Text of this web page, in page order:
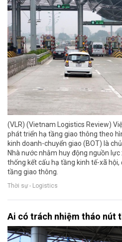
(VLR) (Vietnam Logistics Review)
phát triển hạ tầng giao thông theo
kinh doanh-chuyển giao (BOT) là
Nhà nước nhằm huy động nguồn
thống kết cấu hạ tầng kinh tế-xã hội,
tầng giao thông.
Thời sự - Logistics
Ai có trách nhiệm tháo nút